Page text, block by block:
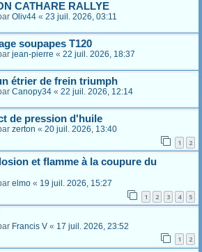
CATHARE RALLYE
Oliv44 « 23 juil. 2026, 03:11
soupapes T120
jean-pierre « 22 juil. 2026, 18:37
étrier de frein triumph
Canopy34 « 22 juil. 2026, 12:14
de pression d'huile
zerton « 20 juil. 2026, 13:40
1 2
et flamme à la coupure du
elmo « 19 juil. 2026, 15:27
1 2 3 4 5
Francis V « 17 juil. 2026, 23:52
1 2